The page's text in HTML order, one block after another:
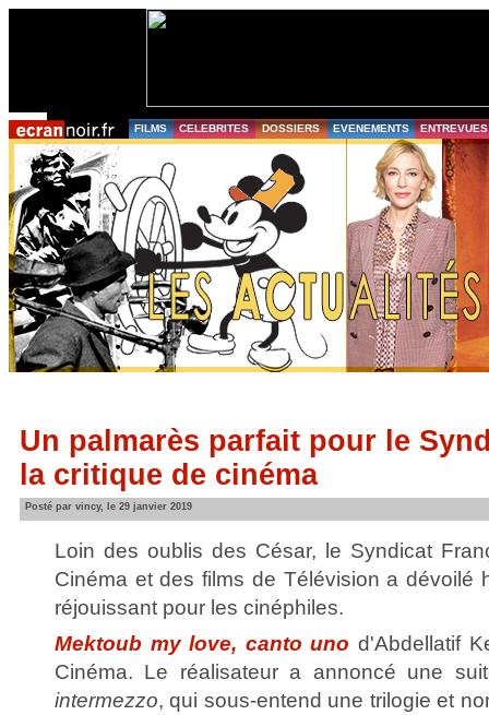
FILMS CELEBRITES DOSSIERS EVENEMENTS ENTREVUES
Un palmarès parfait pour le
la critique de cinéma
Posté par vincy, le 29 janvier 2019
Loin des oublis des César, le Syndicat
Cinéma et des films de Télévision a dévoilé
réjouissant pour les cinéphiles.
Mektoub my love, canto uno d'Abdellatif
Cinéma. Le réalisateur a annoncé une
intermezzo, qui sous-entend une trilogie et